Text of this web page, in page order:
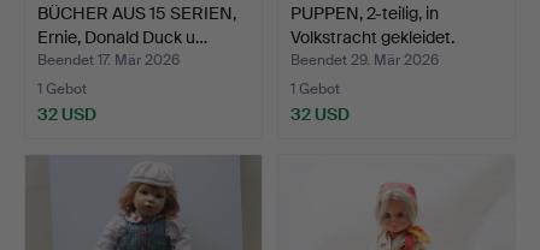
BÜCHER AUS 15 SERIEN,
Ernie, Donald Duck u…
Beendet 17. Mär 2026
1 Gebot
32 USD
PUPPEN, 2-teilig, in
Volkstracht gekleidet.
Beendet 29. Mär 2026
1 Gebot
32 USD